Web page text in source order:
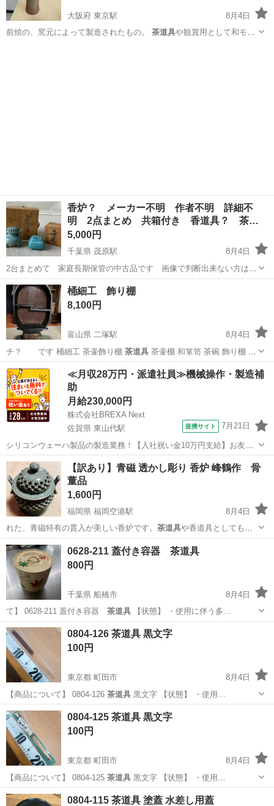
大阪府 東京駅
8月4日
前焼の、窯元によって製造されたもの。 茶道具や観賞用として和モダ
香炉？ メーカー不明 作者不明 詳細不
明 2点まとめ 共箱付き 香道具？ 茶
道…
5,000円
千葉県 茂原駅
8月4日
2台まとめて 家庭長期保管の中古品です 画像で判断出来ない方は事
前下見に金曜日に指定場所まで来て下さい ※画像追加などの問い合わ
せには対応しませんので自身で当方指定場所まで来て自身で確認して
下さい 画像の物が...
千葉 長生郡 茂原駅 その他
桶細工 飾り棚
8,100円
富山県 二塚駅
8月4日
チ？ です 桶細工 茶壷飾り棚 茶道具茶壷棚 和箪笥 茶碗 飾り棚 段
違い…
富山 高岡市 二塚駅 インテリア雑貨/小物 飾り棚
≪月収28万円・派遣社員≫機械操作・製造補
助
月給230,000円
株式会社BREXA Next
佐賀県 東山代駅
提携サイト 7月21日
シリコンウェーハ製品の製造業務！【入社祝い金10万円支給】お友達
やカップルとの応募OK◎年間休日129日＆休出なしでプライベート充
実♪業務はクリーンルームで快適作業◎自社正社員登用制度あり★1食
300円～の格安食堂あり！《佐...
佐賀 伊万里市 東山代駅 その他
【訳あり】青磁 透かし彫り 香炉 峰鶴作 骨
董品
1,600円
福岡県 福岡空港駅
8月4日
れた、青磁特有の貫入が美しい香炉です。 茶道具や香道具としてもお
使いいただけます。全…
福岡 糟屋郡 福岡空港駅 その他
0628-211 蓋付き容器 茶道具
800円
千葉県 船橋市
8月4日
て】 0628-211 蓋付き容器 茶道具 【状態】 ・使用に伴う多…
千葉 船橋市 リユース
0804-126 茶道具 黒文字
100円
東京都 町田市
8月4日
【商品について】 0804-126 茶道具 黒文字 【状態】 ・使用…
東京 町田市 茶道具
0804-125 茶道具 黒文字
100円
東京都 町田市
8月4日
【商品について】 0804-125 茶道具 黒文字 【状態】 ・使用…
東京 町田市 茶道具
0804-115 茶道具 塗蓋 水差し用蓋